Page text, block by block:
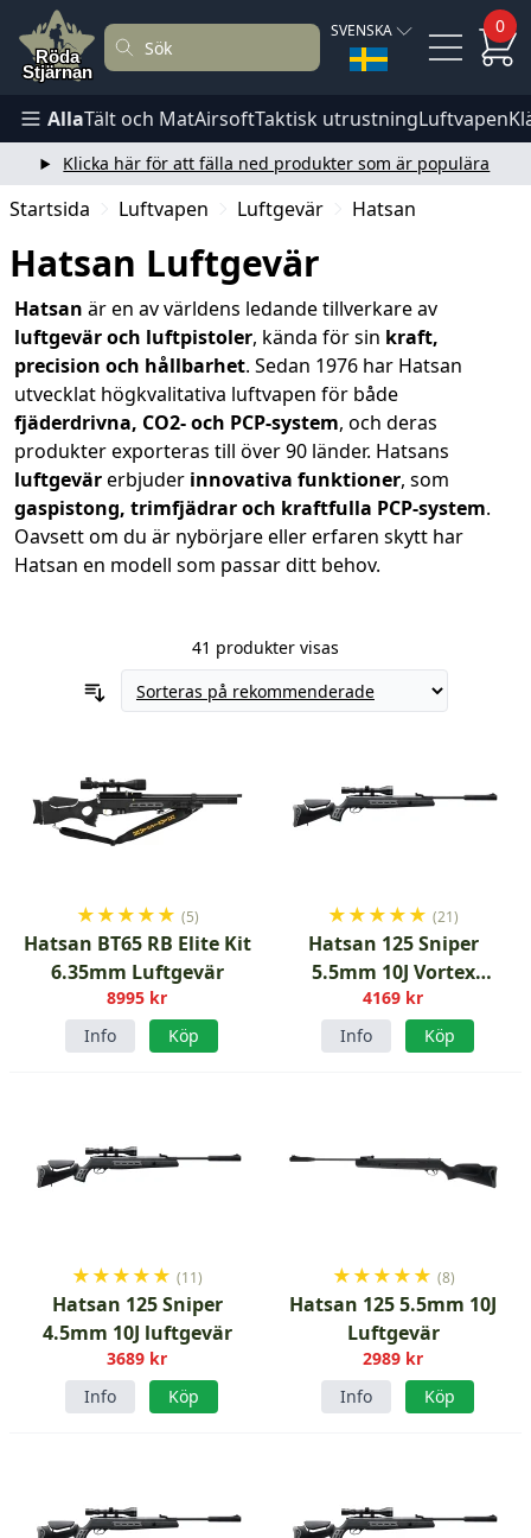
SVENSKA 0
AllaTält och MatAirsoftTaktisk utrustningLuftvapen
Klicka här för att fälla ned produkter som är populära
Startsida Luftvapen Luftgevär Hatsan
Hatsan Luftgevär
Hatsan är en av världens ledande tillverkare av
luftgevär och luftpistoler, kända för sin kraft,
precision och hållbarhet. Sedan 1976 har Hatsan
utvecklat högkvalitativa luftvapen för både
fjäderdrivna, CO2- och PCP-system, och deras
produkter exporteras till över 90 länder. Hatsans
luftgevärerbjuder innovativa funktioner, som
gaspistong, trimfjädrar och kraftfulla PCP-system.
Oavsett om du är nybörjare eller erfaren skytt har
Hatsan en modell som passar ditt behov.
41 produkter visas
★★★★★ (5)
Hatsan BT65 RB Elite Kit
6.35mm Luftgevär
8995 kr
Info
Köp
★★★★★ (21)
Hatsan 125 Sniper
5.5mm 10J Vortex
luftgevär
4169 kr
Info
Köp
★★★★★ (11)
Hatsan 125 Sniper
4.5mm 10J luftgevär
3689 kr
Info
Köp
★★★★★ (8)
Hatsan 125 5.5mm 10J
Luftgevär
2989 kr
Info
Köp